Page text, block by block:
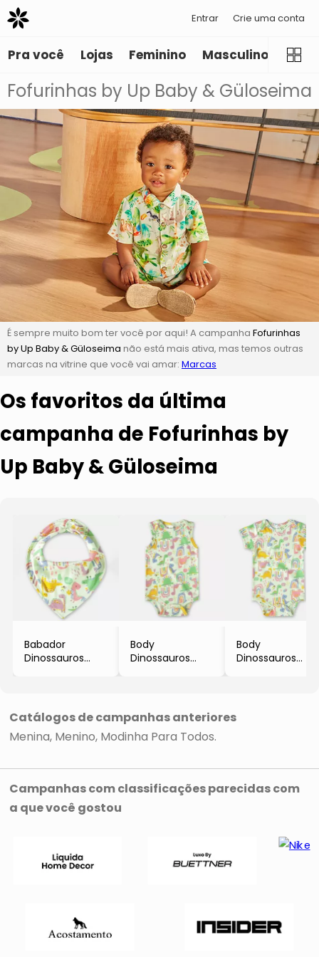
Entrar Crie uma conta
Pra você Lojas Feminino Masculino
Fofurinhas by Up Baby & Güloseima
É sempre muito bom ter você por aqui! A campanha Fofurinhas
by Up Baby & Güloseima não está mais ativa, mas temos outras
marcas na vitrine que você vai amar: Marcas
Os favoritos da última
campanha de Fofurinhas by
Up Baby & Güloseima
Babador
Dinossauros
Body
Dinossauros
Body
Dinossauros
Catálogos de campanhas anteriores
Menina Menino Modinha Para Todos
Campanhas com classificações parecidas com
a que você gostou